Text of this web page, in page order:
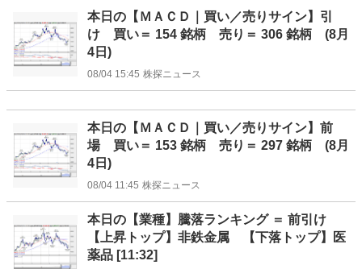
本日の【ＭＡＣＤ｜買い／売りサイン】引
け 買い＝ 154 銘柄 売り＝ 306 銘柄 (8月
4日)
08/04 15:45 株探ニュース
本日の【ＭＡＣＤ｜買い／売りサイン】前
場 買い＝ 153 銘柄 売り＝ 297 銘柄 (8月
4日)
08/04 11:45 株探ニュース
本日の【業種】騰落ランキング ＝ 前引け
【上昇トップ】非鉄金属 【下落トップ】医
薬品 [11:32]